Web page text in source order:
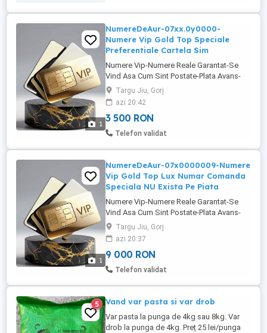
1
NumereDeAur-07xx.0y0000-
Numere Vip Gold Top Speciale
Preferentiale Cartela Sim
Numere Vip-Numere Reale Garantat-Se
Vind Asa Cum Sint Postate-Plata Avans-
NU Trimit Colete Ramburs-NU Se Divulga
Numarul Complet-NU Se Negocieaza
Absolut Nimic-Vind In Conditiile
Mentionate-Sau Deloc-Multumesc
Targu Jiu, Gorj
azi 20:42
3 500 RON
Telefon validat
1
NumereDeAur-07x0000009-Numere
Vip Gold Top Lux Numar Comanda
Speciala NU Exista Pe Piata
Numere Vip-Numere Reale Garantat-Se
Vind Asa Cum Sint Postate-Plata Avans-
NU Trimit Colete Ramburs-NU Se Divulga
Numarul Complet-NU Se Negocieaza
Absolut Nimic-Vind In Conditiile
Mentionate-Sau Deloc-Multumesc
Targu Jiu, Gorj
azi 20:37
9 000 RON
Telefon validat
5 Vand var pasta si var drob
Var pasta la punga de 4kg sau 8kg. Var
drob la punga de 4kg. Preț 25 lei/punga